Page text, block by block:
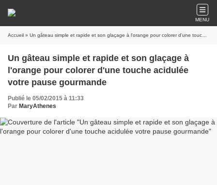
MENU
Accueil » Un gâteau simple et rapide et son glaçage à l'orange pour colorer d'une touche acidulée votre pause gourmande
Un gâteau simple et rapide et son glaçage à
l'orange pour colorer d'une touche acidulée
votre pause gourmande
Publié le 05/02/2015 à 11:33
Par MaryAthenes